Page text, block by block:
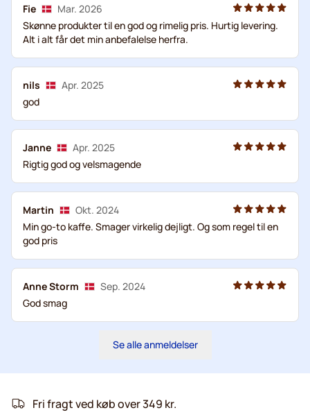
Fie
Mar. 2026
Skønne produkter til en god og rimelig pris. Hurtig levering.
Alt i alt får det min anbefalelse herfra.
nils
Apr. 2025
god
Janne
Apr. 2025
Rigtig god og velsmagende
Martin
Okt. 2024
Min go-to kaffe. Smager virkelig dejligt. Og som regel til en
god pris
Anne Storm
Sep. 2024
God smag
Se alle anmeldelser
Fri fragt ved køb over 349 kr.